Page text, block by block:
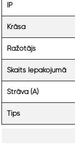
IP
Krāsa
Ražotājs
Skaits Iepakojumā
Strāva (A)
Tips